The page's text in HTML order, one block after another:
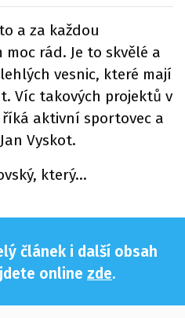
a za každou
rád. Je to skvělé a
vesnic, které mají
Víc takových projektů v
aktivní sportovec a
Vyskot.
který...
článek i další obsah
online zde.